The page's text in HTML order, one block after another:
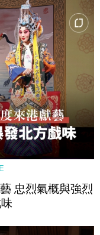
忠烈氣概與強烈